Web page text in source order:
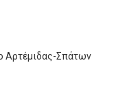
Αρτέμιδας-Σπάτων